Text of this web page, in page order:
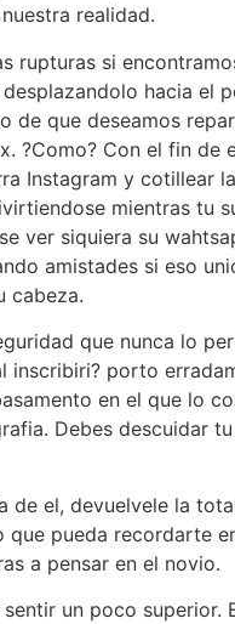
realidad.
rupturas si
hacia el
de que deseamos
?Como? Con el fin de
Instagram y cotillear
mientras tu
ver siquiera su
amistades si eso
cabeza.
que nunca lo
inscribiri? porto
en el que lo
Debes descuidar
de el, devuelvele la
pueda recordarte
a pensar en el novio.
un poco superior.